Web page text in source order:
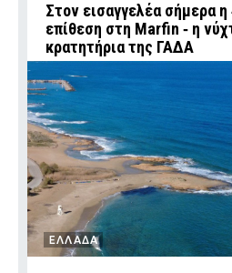
Στον εισαγγελέα σήμερα η
επίθεση στη Marfin ‑ η
κρατητήρια της ΓΑΔΑ
ΕΛΛΑΔΑ